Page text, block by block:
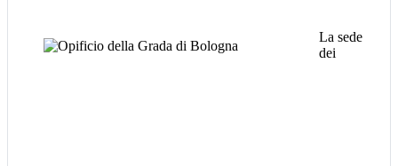
La sede
dei